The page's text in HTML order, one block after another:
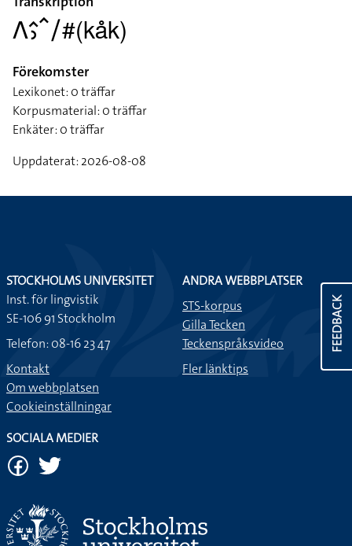
􌤣􌤵􌤶􌥦􌥠#(kåk)
Förekomster
Lexikonet: 0 träffar
Korpusmaterial: 0 träffar
Enkäter: 0 träffar
Uppdaterat: 2026-08-08
FEEDBACK
STOCKHOLMS UNIVERSITET
Inst. för lingvistik
SE-106 91 Stockholm
Telefon: 08-16 23 47
Kontakt
Om webbplatsen
Cookieinställningar
ANDRA WEBBPLATSER
STS-korpus
Gilla Tecken
Teckenspråksvideo
Fler länktips
SOCIALA MEDIER